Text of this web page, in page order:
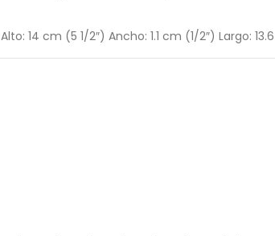
Alto: 14 cm (5 1/2″) Ancho: 1.1 cm (1/2″) Largo: